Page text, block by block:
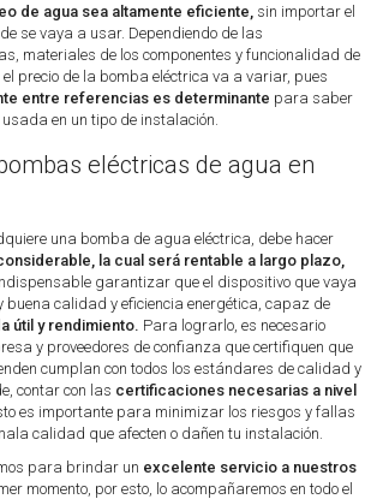
de agua sea altamente eficiente, sin importar el
se vaya a usar. Dependiendo de las
materiales de los componentes y funcionalidad de
precio de la bomba eléctrica va a variar, pues
entre referencias es determinante para saber
en un tipo de instalación.
eléctricas de agua en
una bomba de agua eléctrica, debe hacer
la cual será rentable a largo plazo,
garantizar que el dispositivo que vaya
calidad y eficiencia energética, capaz de
útil y rendimiento. Para lograrlo, es necesario
y proveedores de confianza que certifiquen que
cumplan con todos los estándares de calidad y
contar con las certificaciones necesarias a nivel
es importante para minimizar los riesgos y fallas
calidad que afecten o dañen tu instalación.
para brindar un excelente servicio a nuestros
momento, por esto, lo acompañaremos en todo el